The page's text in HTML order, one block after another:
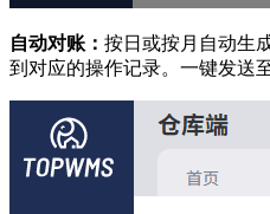
自动对账： 按日或按月自动生
到对应的操作记录。一键发送